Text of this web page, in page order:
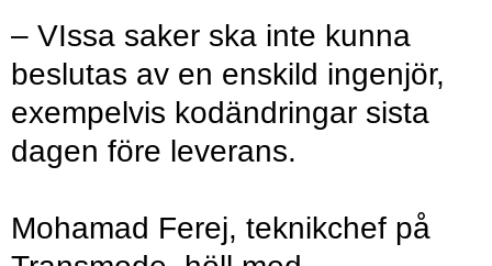
– VIssa saker ska inte kunna
beslutas av en enskild ingenjör,
exempelvis kodändringar sista
dagen före leverans.
Mohamad Ferej, teknikchef på